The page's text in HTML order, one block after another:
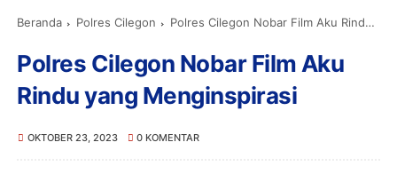
Beranda Polres Cilegon Polres Cilegon Nobar Film Aku Rindu yang Menginspirasi
Polres Cilegon Nobar Film Aku
Rindu yang Menginspirasi
OKTOBER 23, 2023 0 KOMENTAR